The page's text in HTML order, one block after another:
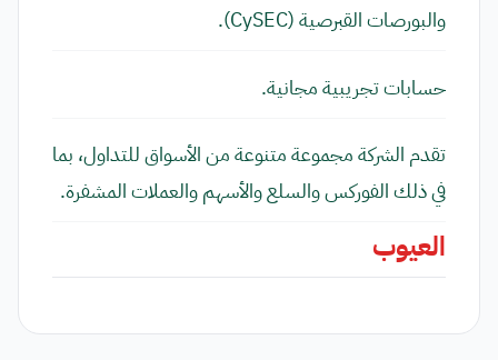
والبورصات القبرصية (CySEC).
حسابات تجريبية مجانية.
تقدم الشركة مجموعة متنوعة من الأسواق للتداول، بما
في ذلك الفوركس والسلع والأسهم والعملات المشفرة.
العيوب